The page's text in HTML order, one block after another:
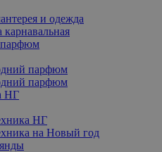
и одежда
парфюм
парфюм
НГ
НГ
на Новый год